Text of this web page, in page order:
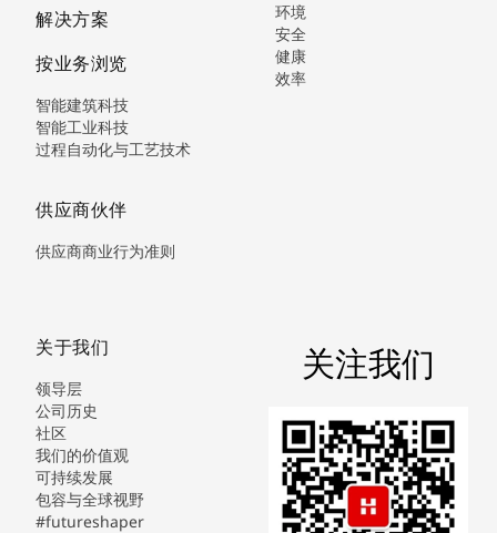
解决方案
按业务浏览
智能建筑科技
智能工业科技
过程自动化与工艺技术
供应商伙伴
供应商商业行为准则
环境
安全
健康
效率
关于我们
领导层
公司历史
社区
我们的价值观
可持续发展
包容与全球视野
#futureshaper
关注我们